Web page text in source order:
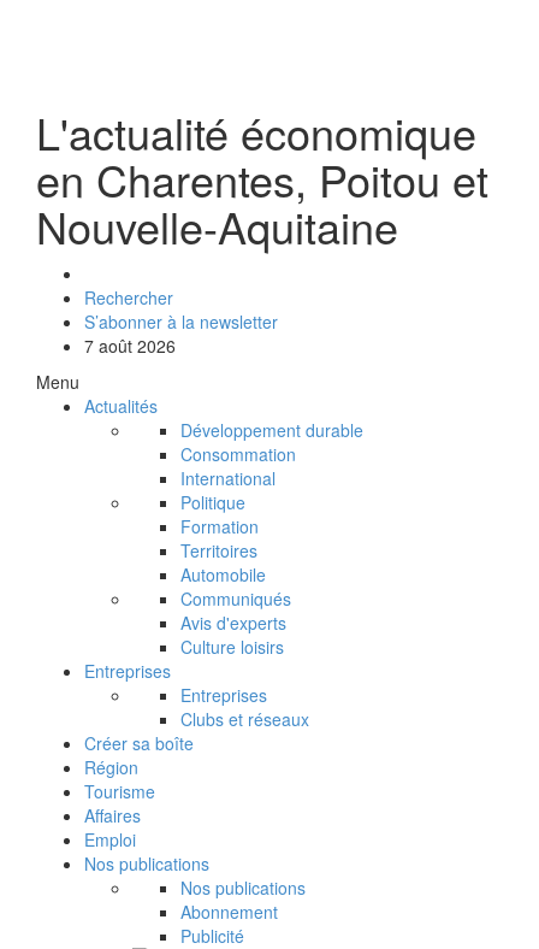
L'actualité économique
en Charentes, Poitou et
Nouvelle-Aquitaine
Rechercher
S’abonner à la newsletter
7 août 2026
Menu
Actualités
Développement durable
Consommation
International
Politique
Formation
Territoires
Automobile
Communiqués
Avis d'experts
Culture loisirs
Entreprises
Entreprises
Clubs et réseaux
Créer sa boîte
Région
Tourisme
Affaires
Emploi
Nos publications
Nos publications
Abonnement
Publicité